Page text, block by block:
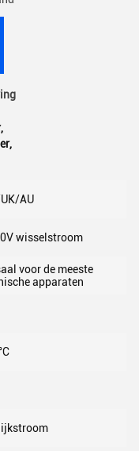
,
,
AU
wisselstroom
voor de meeste
apparaten